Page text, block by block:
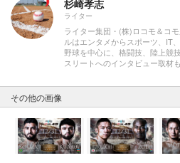
杉崎孝志
ライター
ライター集団・(株)ロコモ＆コ
ルはエンタメからスポーツ、IT
野球を中心に、格闘技、陸上競
スリートへのインタビュー取材も
その他の画像